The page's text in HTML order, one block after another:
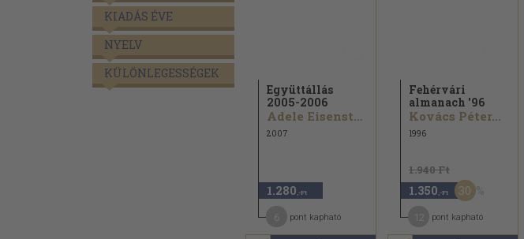
KIADÁS ÉVE
NYELV
KÜLÖNLEGESSÉGEK
Együttállás
2005-2006
Adele Eisenstein
2007
1.280 ,-Ft
pont kapható
Fehérvári
almanach '96
Kovács Péter...
1996
1.940 Ft
1.350 ,-Ft 30
pont kapható